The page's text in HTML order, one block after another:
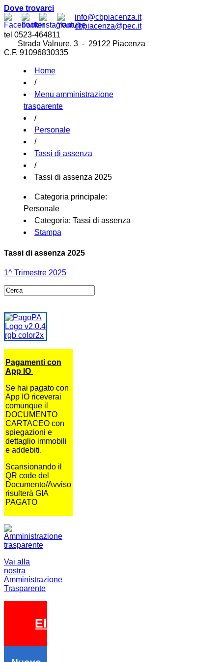
Dove trovarci
info@cbpiacenza.it
cbpiacenza@pec.it
tel 0523-464811
Strada Valnure, 3 - 29122 Piacenza
C.F. 91096830335
Home
/
Menu amministrazione
trasparente
/
Personale
/
Tassi di assenza
/
Tassi di assenza 2025
Categoria principale:
Personale
Categoria: Tassi di assenza
Stampa
Tassi di assenza 2025
1^ Trimestre 2025
Pagamenti con
App IO
Se hai pagato con
App IO riceverai
comunque il
DOCUMENTO
CARTACEO con
spiegazioni e
dettaglio immobili
e addebiti.
Scansionando il
QR code del
Documento/Avviso
risulterà GIA
PAGATO
Vai alla
nostra
Amministrazione
Trasparente
Elezioni 2026